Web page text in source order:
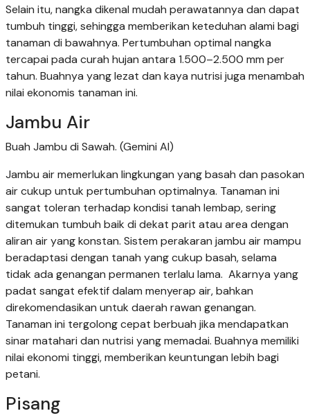
Selain itu, nangka dikenal mudah perawatannya dan dapat
tumbuh tinggi, sehingga memberikan keteduhan alami bagi
tanaman di bawahnya. Pertumbuhan optimal nangka
tercapai pada curah hujan antara 1.500–2.500 mm per
tahun. Buahnya yang lezat dan kaya nutrisi juga menambah
nilai ekonomis tanaman ini.
Jambu Air
Buah Jambu di Sawah. (Gemini AI)
Jambu air memerlukan lingkungan yang basah dan pasokan
air cukup untuk pertumbuhan optimalnya. Tanaman ini
sangat toleran terhadap kondisi tanah lembap, sering
ditemukan tumbuh baik di dekat parit atau area dengan
aliran air yang konstan. Sistem perakaran jambu air mampu
beradaptasi dengan tanah yang cukup basah, selama
tidak ada genangan permanen terlalu lama. Akarnya yang
padat sangat efektif dalam menyerap air, bahkan
direkomendasikan untuk daerah rawan genangan.
Tanaman ini tergolong cepat berbuah jika mendapatkan
sinar matahari dan nutrisi yang memadai. Buahnya memiliki
nilai ekonomi tinggi, memberikan keuntungan lebih bagi
petani.
Pisang